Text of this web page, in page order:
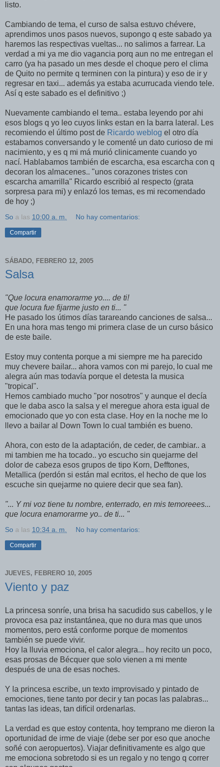
listo.
Cambiando de tema, el curso de salsa estuvo chévere,
aprendimos unos pasos nuevos, supongo q este sabado ya
haremos las respectivas vueltas... no salimos a farrear. La
verdad a mi ya me dio vagancia porq aun no me entregan el
carro (ya ha pasado un mes desde el choque pero el clima
de Quito no permite q terminen con la pintura) y eso de ir y
regresar en taxi... además ya estaba acurrucada viendo tele.
Así q este sabado es el definitivo ;)
Nuevamente cambiando el tema.. estaba leyendo por ahi
esos blogs q yo leo cuyos links estan en la barra lateral. Les
recomiendo el último post de Ricardo weblog el otro día
estabamos conversando y le comenté un dato curioso de mi
nacimiento, y es q mi má murió clinicamente cuando yo
nací. Hablabamos también de escarcha, esa escarcha con q
decoran los almacenes.. "unos corazones tristes con
escarcha amarrilla" Ricardo escribió al respecto (grata
sorpresa para mi) y enlazó los temas, es mi recomendado
de hoy ;)
So a las 10:00 a. m. No hay comentarios:
Compartir
SÁBADO, FEBRERO 12, 2005
Salsa
"Que locura enamorarme yo.... de ti!
que locura fue fijarme justo en ti... "
He pasado los útimos dí­as tarareando canciones de salsa...
En una hora mas tengo mi primera clase de un curso básico
de este baile.
Estoy muy contenta porque a mi siempre me ha parecido
muy chevere bailar... ahora vamos con mi parejo, lo cual me
alegra aún mas todaví­a porque el detesta la musica
"tropical".
Hemos cambiado mucho "por nosotros" y aunque el decí­a
que le daba asco la salsa y el meregue ahora esta igual de
emocionado que yo con esta clase. Hoy en la noche me lo
llevo a bailar al Down Town lo cual también es bueno.
Ahora, con esto de la adaptación, de ceder, de cambiar.. a
mi tambien me ha tocado.. yo escucho sin quejarme del
dolor de cabeza esos grupos de tipo Korn, Defftones,
Metallica (perdón si están mal ecritos, el hecho de que los
escuche sin quejarme no quiere decir que sea fan).
"... Y mi voz tiene tu nombre, enterrado, en mis temoreees...
que locura enamorarme yo.. de ti... "
So a las 10:34 a. m. No hay comentarios:
Compartir
JUEVES, FEBRERO 10, 2005
Viento y paz
La princesa sonrí­e, una brisa ha sacudido sus cabellos, y le
provoca esa paz instantánea, que no dura mas que unos
momentos, pero está conforme porque de momentos
también se puede vivir.
Hoy la lluvia emociona, el calor alegra... hoy recito un poco,
esas prosas de Bécquer que solo vienen a mi mente
después de una de esas noches.
Y la princesa escribe, un texto improvisado y pintado de
emociones, tiene tanto por decir y tan pocas las palabras...
tantas las ideas, tan difí­cil ordenarlas.
La verdad es que estoy contenta, hoy temprano me dieron la
oportunidad de irme de viaje (debe ser por eso que anoche
soñé con aeropuertos). Viajar definitivamente es algo que
me emociona sobretodo si es un regalo y no tengo q correr